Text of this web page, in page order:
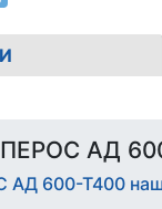
АД
АД 600-Т400